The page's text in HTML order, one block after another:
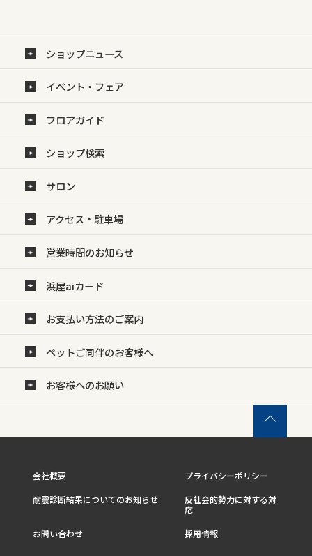
ショップニュース
イベント・フェア
フロアガイド
ショップ検索
サロン
アクセス・駐車場
営業時間のお知らせ
浜屋aiカード
お支払い方法のご案内
ペットご同伴のお客様へ
お客様へのお願い
会社概要
プライバシーポリシー
耐震診断結果についてのお知らせ
反社会的勢力に対する対
応
お問い合わせ
採用情報